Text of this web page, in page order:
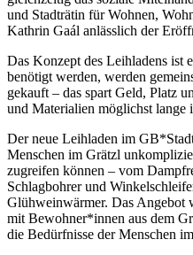
und Stadträtin für Wohnen,
Kathrin Gaál anlässlich der
Das Konzept des Leihladens ist
benötigt werden, werden
gekauft – das spart Geld, Platz
und Materialien möglichst lange
Der neue Leihladen im
Menschen im Grätzl
zugreifen können – vom
Schlagbohrer und
Glühweinwärmer. Das Angebot
mit Bewohner*innen aus dem
die Bedürfnisse der Menschen